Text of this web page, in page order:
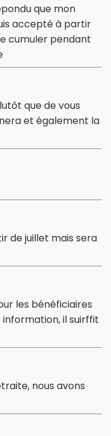
que mon
accepté à partir
cumuler pendant
que de vous
et également la
de juillet mais sera
les bénéficiaires
il suirffit
nous avons